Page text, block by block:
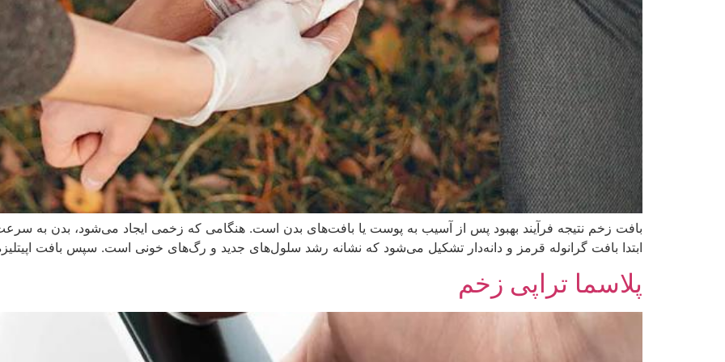
بافت زخم نتیجه فرآیند بهبود پس از آسیب به پوست یا بافت‌های بدن است. هنگامی که زخمی ایجاد می‌شود، بدن به
ابتدا بافت گرانوله قرمز و دانه‌دار تشکیل می‌شود که نشانه رشد سلول‌های جدید و رگ‌های خونی است. سپس بافت
پلاسما تراپی زخم